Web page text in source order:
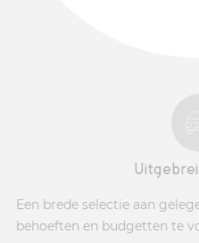
Een brede selectie aan
behoeften en budgetten te